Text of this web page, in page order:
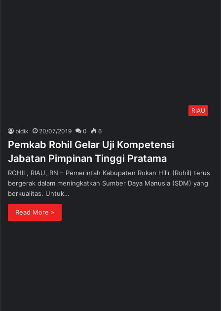
RIAU
bidik 20/07/2019 0 6
Pemkab Rohil Gelar Uji Kompetensi
Jabatan Pimpinan Tinggi Pratama
ROHIL, RIAU, BN – Pemerintah Kabupaten Rokan Hilir (Rohil) terus
bergerak dalam meningkatkan Sumber Daya Manusia (SDM) yang
berkualitas. Untuk…
Read More »